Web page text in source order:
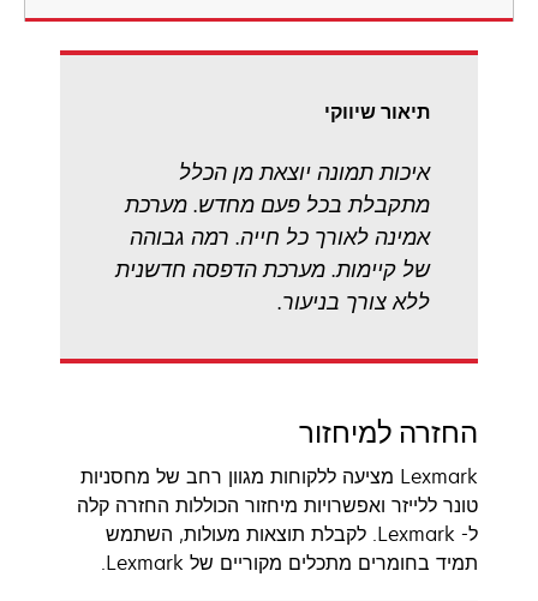
תיאור שיווקי
איכות תמונה יוצאת מן הכלל
מתקבלת בכל פעם מחדש. מערכת
אמינה לאורך כל חייה. רמה גבוהה
של קיימות. מערכת הדפסה חדשנית
ללא צורך בניעור.
החזרה למיחזור
Lexmark מציעה ללקוחות מגוון רחב של מחסניות
טונר ללייזר ואפשרויות מיחזור הכוללות החזרה קלה
ל- Lexmark. לקבלת תוצאות מעולות, השתמש
תמיד בחומרים מתכלים מקוריים של Lexmark.